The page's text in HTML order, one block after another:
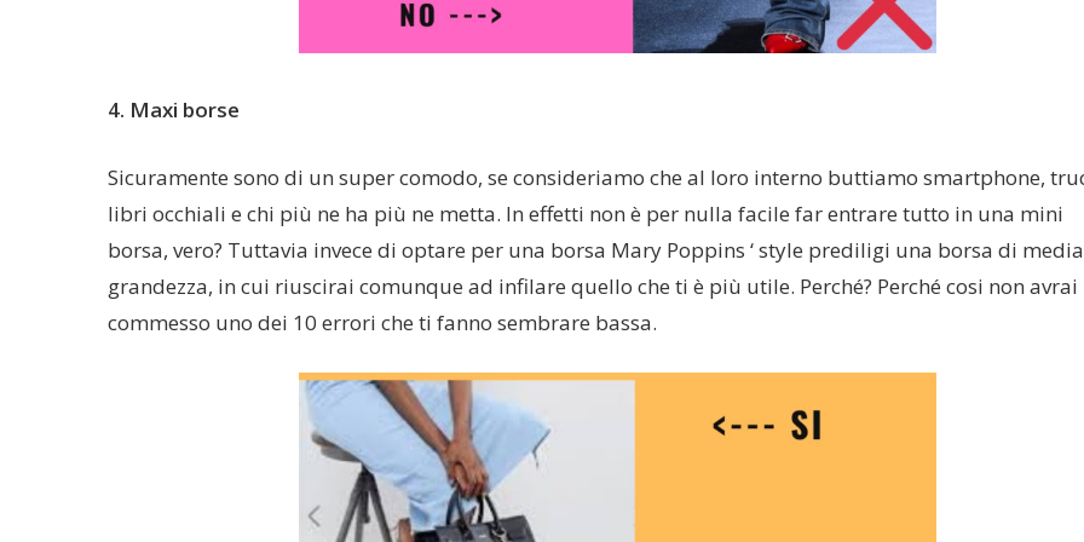
4. Maxi borse
Sicuramente sono di un super comodo, se consideriamo che al loro interno buttiamo smartphone,
libri occhiali e chi più ne ha più ne metta. In effetti non è per nulla facile far entrare tutto in una mini
borsa, vero? Tuttavia invece di optare per una borsa Mary Poppins ‘ style prediligi una borsa di media
grandezza, in cui riuscirai comunque ad infilare quello che ti è più utile. Perché? Perché cosi non avrai
commesso uno dei 10 errori che ti fanno sembrare bassa.